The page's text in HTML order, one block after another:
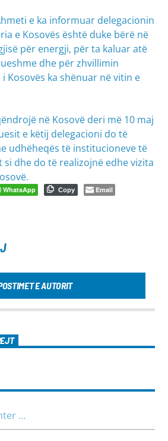
e ka informuar delegacionin
e Kosovës është duke bërë në
për energji, për ta kaluar atë
dhe për zhvillimin
Kosovës ka shënuar në vitin e
në Kosovë deri më 10 maj
e këtij delegacioni do të
udhëheqës të institucioneve të
dhe do të realizojnë edhe vizita
WhatsApp Copy Email
E AUTORIT